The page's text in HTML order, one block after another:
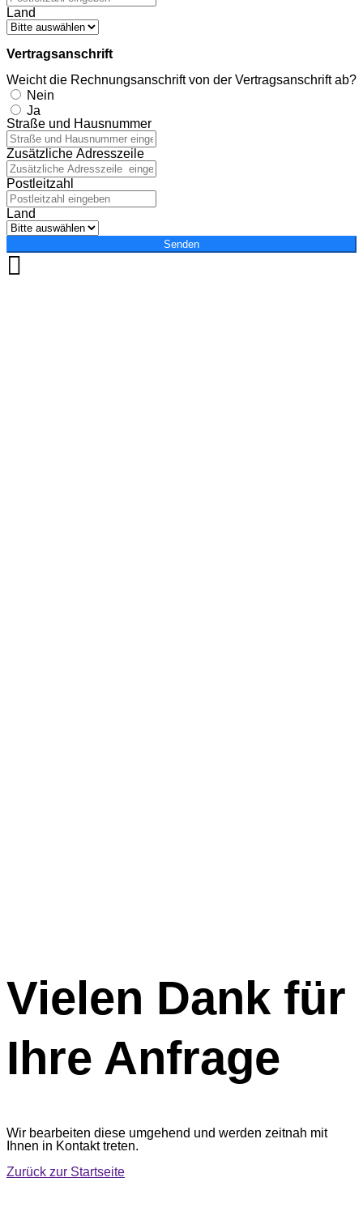
Land
Vertragsanschrift
Weicht die Rechnungsanschrift von der Vertragsanschrift ab?
Nein
Ja
Straße und Hausnummer
Zusätzliche Adresszeile
Postleitzahl
Land
Senden
Vielen Dank für
Ihre Anfrage
Wir bearbeiten diese umgehend und werden zeitnah mit
Ihnen in Kontakt treten.
Zurück zur Startseite